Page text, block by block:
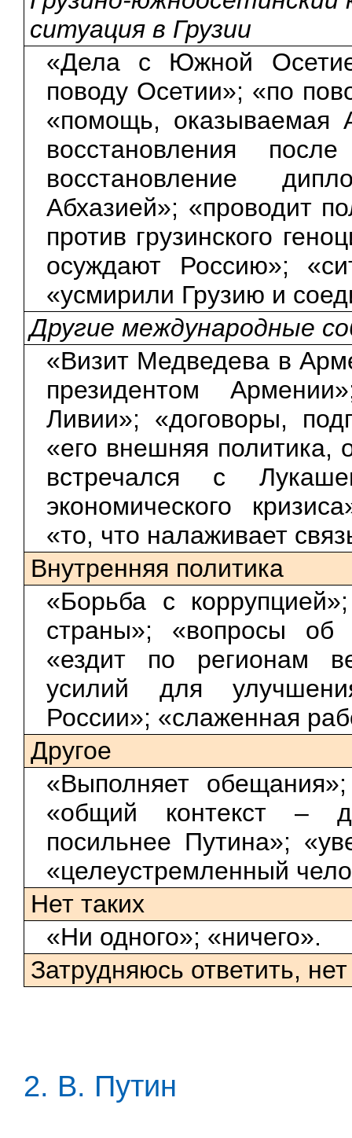
ситуация в Грузии
«Дела с Южной
поводу Осетии»; «по
«помощь,
восстановления
восстановление
Абхазией»; «проводит
против грузинского
осуждают Россию»;
«усмирили Грузию и
Другие международные
«Визит Медведева в
президентом
Ливии»; «договоры,
«его внешняя
встречался с
экономического
«то, что налаживает
Внутренняя политика
«Борьба с
страны»; «вопросы
«ездит по регионам
усилий для
России»; «слаженная
Другое
«Выполняет
«общий контекст –
посильнее Путина»;
«целеустремленный
Нет таких
«Ни одного»; «ничего».
Затрудняюсь ответить,
2. В. Путин